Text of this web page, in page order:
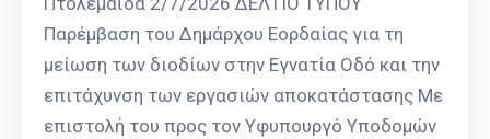
Παρέμβαση του Δημάρχου Εορδαίας για τη
μείωση των διοδίων στην Εγνατία Οδό και την
επιτάχυνση των εργασιών αποκατάστασης Με
επιστολή του προς τον Υφυπουργό Υποδομών